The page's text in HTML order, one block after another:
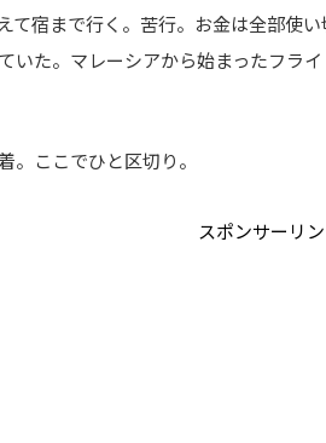
て宿まで行く。苦行。お金は全部使
いた。マレーシアから始まったフラ
。ここでひと区切り。
スポンサーリ